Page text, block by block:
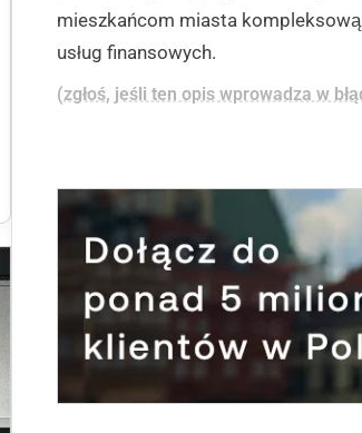
mieszkańcom miasta
usług finansowych.
(zgłoś, jeśli ten opis wprowadza w